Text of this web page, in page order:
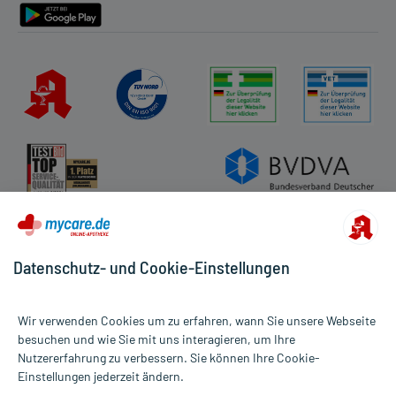
Alle Preise gelten inkl. MwSt., ggf. zzgl. Versandkosten
Informationen auf dieser Website werden ausschließlich für
Datenschutz- und Cookie-Einstellungen
Wir verwenden Cookies um zu erfahren, wann Sie unsere Webseite
besuchen und wie Sie mit uns interagieren, um Ihre
Nutzererfahrung zu verbessern. Sie können Ihre Cookie-
Einstellungen jederzeit ändern.